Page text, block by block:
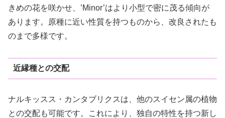
きめの花を咲かせ、’Minor’はより小型で密に茂る傾向が
あります。原種に近い性質を持つものから、改良されたも
のまで多様です。
近縁種との交配
ナルキッスス・カンタブリクスは、他のスイセン属の植物
との交配も可能です。これにより、独自の特性を持つ新し